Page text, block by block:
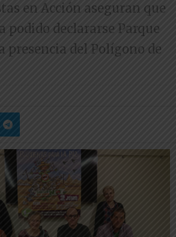
en Acción aseguran que
podido declararse Parque
presencia del Polígono de